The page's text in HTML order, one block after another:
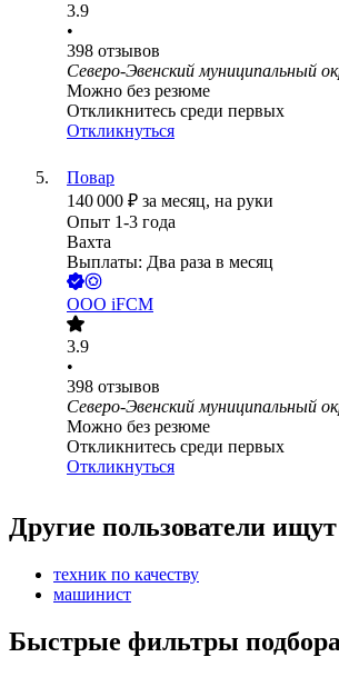
3.9
•
398 отзывов
Северо-Эвенский муниципальный
Можно без резюме
Откликнитесь среди первых
Откликнуться
Повар
140 000 ₽ за месяц, на руки
Опыт 1-3 года
Вахта
Выплаты: Два раза в месяц
ООО iFCM
3.9
•
398 отзывов
Северо-Эвенский муниципальный
Можно без резюме
Откликнитесь среди первых
Откликнуться
Другие пользователи ищут
техник по качеству
машинист
Быстрые фильтры